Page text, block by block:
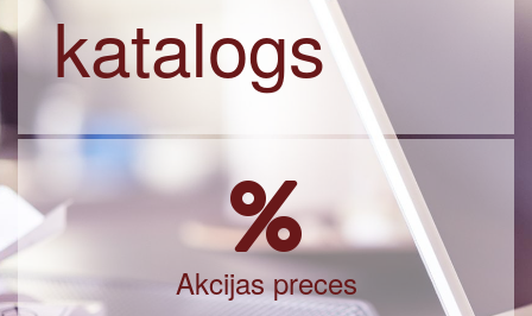
katalogs
Akcijas preces